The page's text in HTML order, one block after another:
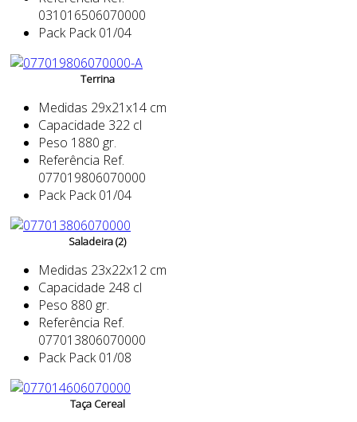
031016506070000
Pack Pack 01/04
Terrina
Medidas 29x21x14 cm
Capacidade 322 cl
Peso 1880 gr.
Referência Ref.
077019806070000
Pack Pack 01/04
Saladeira (2)
Medidas 23x22x12 cm
Capacidade 248 cl
Peso 880 gr.
Referência Ref.
077013806070000
Pack Pack 01/08
Taça Cereal